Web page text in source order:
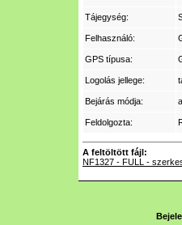
Tájegység:
Felhasználó:
GPS típusa:
Logolás jellege:
Bejárás módja:
Feldolgozta:
A feltöltött fájl:
NF1327 - FULL -